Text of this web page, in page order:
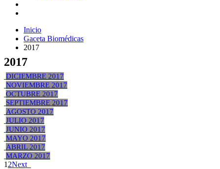
Inicio
Gaceta Biomédicas
2017
2017
DICIEMBRE 2017
NOVIEMBRE 2017
OCTUBRE 2017
SEPTIEMBRE 2017
AGOSTO 2017
JULIO 2017
JUNIO 2017
MAYO 2017
ABRIL 2017
MARZO 2017
1 2Next